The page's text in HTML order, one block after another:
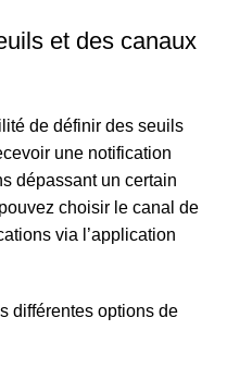
et des canaux
de définir des seuils
une notification
dépassant un certain
choisir le canal de
via l’application
différentes options de